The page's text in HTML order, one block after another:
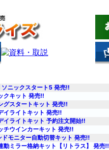
ニックスタート5 発売!!
クキット 発売!!
グスタートキット 発売!!
イライトキット 発売!!
ライトキット 予約注文開始!!
ウインカーキット 発売!!
モニター自動切替キット 発売!!
ミラー格納キット【リトラス】 発売!!